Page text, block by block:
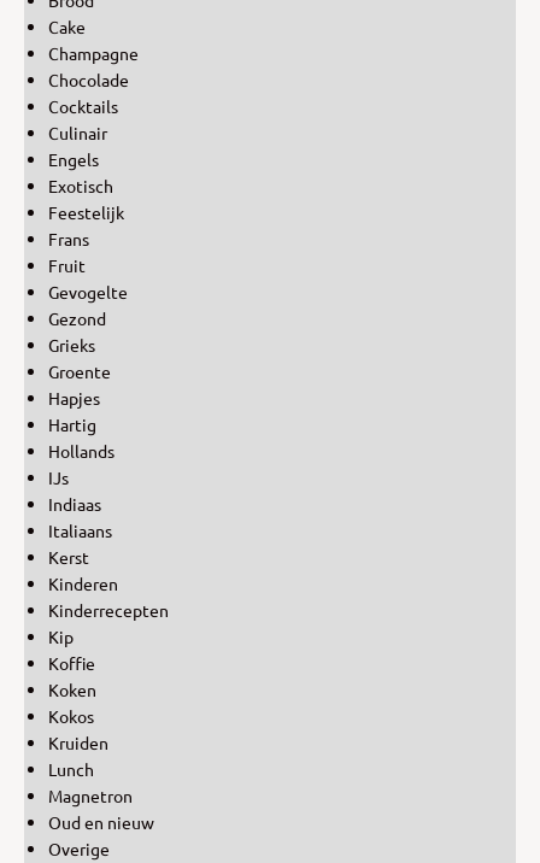
Cake
Champagne
Chocolade
Cocktails
Culinair
Engels
Exotisch
Feestelijk
Frans
Fruit
Gevogelte
Gezond
Grieks
Groente
Hapjes
Hartig
Hollands
IJs
Indiaas
Italiaans
Kerst
Kinderen
Kinderrecepten
Kip
Koffie
Koken
Kokos
Kruiden
Lunch
Magnetron
Oud en nieuw
Overige